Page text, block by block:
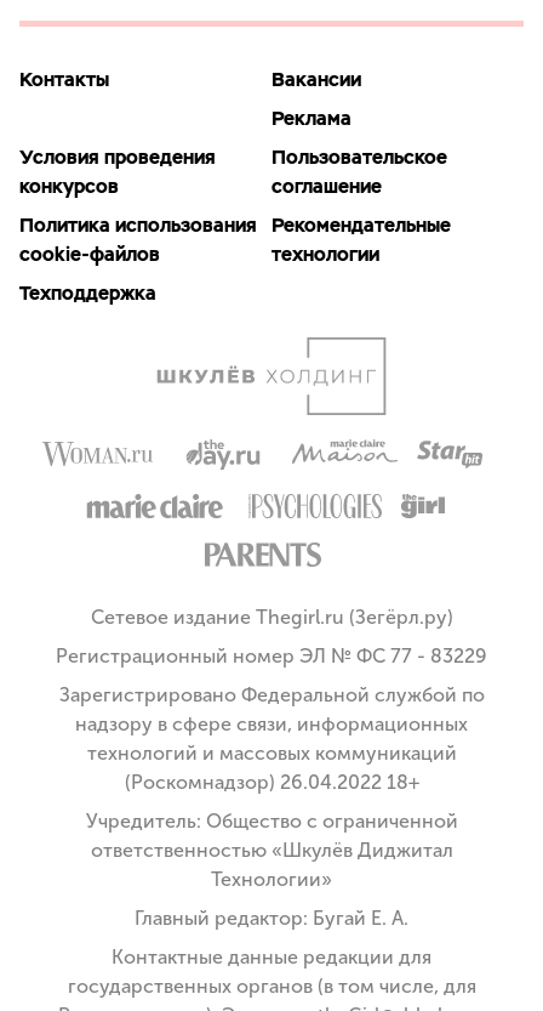
Контакты
Вакансии
Реклама
Условия проведения
конкурсов
Пользовательское
соглашение
Политика использования
cookie-файлов
Рекомендательные
технологии
Техподдержка
Сетевое издание Thegirl.ru (Зегёрл.ру)
Регистрационный номер ЭЛ № ФС 77 - 83229
Зарегистрировано Федеральной службой по
надзору в сфере связи, информационных
технологий и массовых коммуникаций
(Роскомнадзор) 26.04.2022 18+
Учредитель: Общество с ограниченной
ответственностью «Шкулёв Диджитал
Технологии»
Главный редактор: Бугай Е. А.
Контактные данные редакции для
государственных органов (в том числе, для